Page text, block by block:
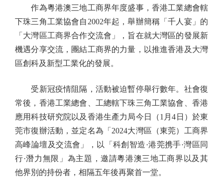
作為粵港澳三地工商界年度盛事，香港工業總會轄
下珠三角工業協會自2002年起，舉辦簡稱「千人宴」的
「大灣區工商界合作交流會」，旨在就大灣區的發展新
機遇分享交流，團結工商界的力量，以推進香港及大灣
區創科及新型工業化的發展。
受新冠疫情阻隔，活動被迫暫停舉行數年。社會復
常後，香港工業總會、工總轄下珠三角工業協會、香港
應用科技研究院以及香港生產力局今日（1月4日）於東
莞市復辦活動，並定名為「2024大灣區（東莞）工商界
高峰論壇及交流會」，以「科創智造·港莞携手·灣區同
行·潛力無限」為主題，邀請粵港澳三地工商界以及其
他界別的持份者，相隔五年後再聚首一堂。